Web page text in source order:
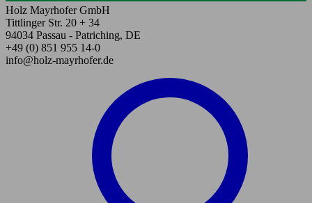
Holz Mayrhofer GmbH
Tittlinger Str. 20 + 34
94034 Passau - Patriching, DE
+49 (0) 851 955 14-0
info@holz-mayrhofer.de